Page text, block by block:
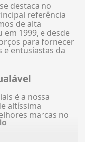
destaca no
referência
de alta
em 1999, e desde
para fornecer
e entusiastas da
é a nossa
altíssima
marcas no